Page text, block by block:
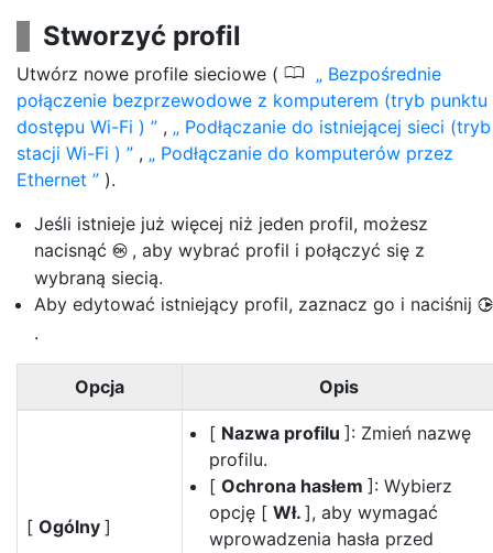
Stworzyć profil
Utwórz nowe profile sieciowe ( 0
Bezpośrednie
połączenie bezprzewodowe z komputerem (tryb punktu
dostępu Wi-Fi )
,
Podłączanie do istniejącej sieci (tryb
stacji Wi-Fi )
,
Podłączanie do komputerów przez
Ethernet
).
Jeśli istnieje już więcej niż jeden profil, możesz
nacisnąć J , aby wybrać profil i połączyć się z
wybraną siecią.
Aby edytować istniejący profil, zaznacz go i naciśnij 2
.
Opcja Opis
[ Ogólny ]
[ Nazwa profilu ]: Zmień nazwę
profilu.
[ Ochrona hasłem ]: Wybierz
opcję [ Wł. ], aby wymagać
wprowadzenia hasła przed